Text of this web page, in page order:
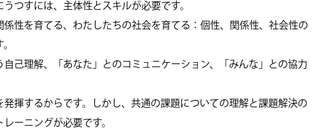
つすには、主体性とスキルが必要です。
性を育てる、わたしたちの社会を育てる：個性、関係性、社会性の
己理解、「あなた」とのコミュニケーション、「みんな」との協力
揮するからです。しかし、共通の課題についての理解と課題解決の
ーニングが必要です。